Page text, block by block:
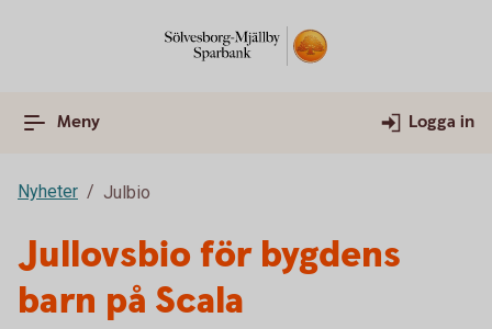
Meny Logga in
Nyheter Julbio
Jullovsbio för bygdens
barn på Scala